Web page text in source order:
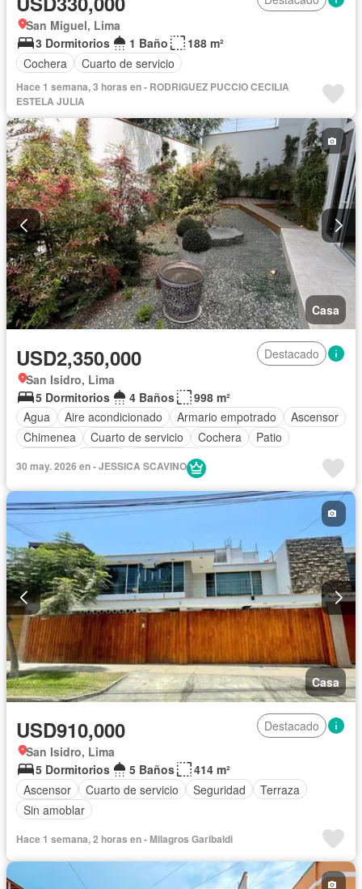
San Miguel, Lima
3 Dormitorios
1 Baño
188 m²
Cochera
Cuarto de servicio
Hace 1 semana, 3 horas en - RODRIGUEZ PUCCIO CECILIA
ESTELA JULIA
Casa
USD2,350,000
Destacado
San Isidro, Lima
5 Dormitorios
4 Baños
998 m²
Agua
Aire acondicionado Armario empotrado
Ascensor
Chimenea
Cuarto de servicio Cochera
Patio
Sin amoblar
30 may. 2026 en - JESSICA SCAVINO
Casa
USD910,000
Destacado
San Isidro, Lima
5 Dormitorios
5 Baños
414 m²
Ascensor
Cuarto de servicio Seguridad
Terraza
Sin amoblar
Hace 1 semana, 2 horas en - Milagros Garibaldi